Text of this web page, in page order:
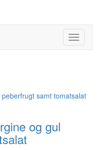
Toggle
og gul